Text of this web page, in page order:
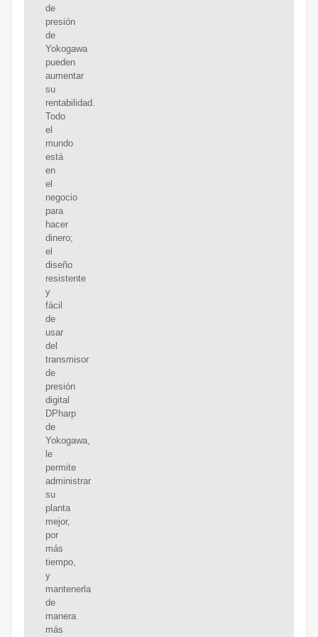
de
presión
de
Yokogawa
pueden
aumentar
su
rentabilidad.
Todo
el
mundo
está
en
el
negocio
para
hacer
dinero;
el
diseño
resistente
y
fácil
de
usar
del
transmisor
de
presión
digital
DPharp
de
Yokogawa,
le
permite
administrar
su
planta
mejor,
por
más
tiempo,
y
mantenerla
de
manera
más